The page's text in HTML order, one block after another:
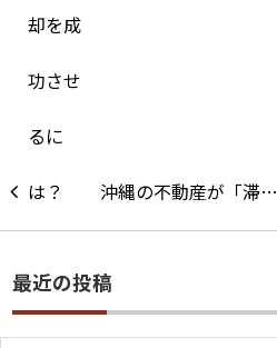
沖縄の不動産が「滞…
最近の投稿